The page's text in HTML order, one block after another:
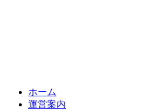
ホーム
運営案内